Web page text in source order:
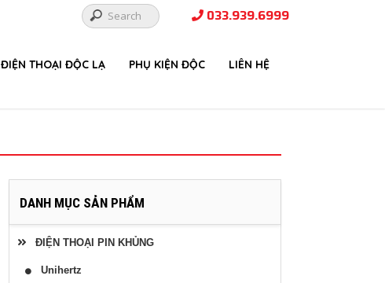
033.939.6999
ĐIỆN THOẠI ĐỘC LẠ PHỤ KIỆN ĐỘC LIÊN HỆ
DANH MỤC SẢN PHẨM
ĐIỆN THOẠI PIN KHỦNG
Unihertz